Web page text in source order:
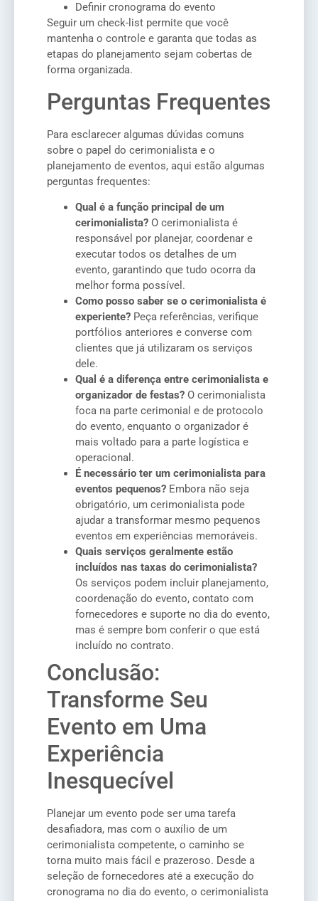
Definir cronograma do evento
Seguir um check-list permite que você
mantenha o controle e garanta que todas as
etapas do planejamento sejam cobertas de
forma organizada.
Perguntas Frequentes
Para esclarecer algumas dúvidas comuns
sobre o papel do cerimonialista e o
planejamento de eventos, aqui estão algumas
perguntas frequentes:
Qual é a função principal de um
cerimonialista? O cerimonialista é
responsável por planejar, coordenar e
executar todos os detalhes de um
evento, garantindo que tudo ocorra da
melhor forma possível.
Como posso saber se o cerimonialista é
experiente? Peça referências, verifique
portfólios anteriores e converse com
clientes que já utilizaram os serviços
dele.
Qual é a diferença entre cerimonialista e
organizador de festas? O cerimonialista
foca na parte cerimonial e de protocolo
do evento, enquanto o organizador é
mais voltado para a parte logística e
operacional.
É necessário ter um cerimonialista para
eventos pequenos? Embora não seja
obrigatório, um cerimonialista pode
ajudar a transformar mesmo pequenos
eventos em experiências memoráveis.
Quais serviços geralmente estão
incluídos nas taxas do cerimonialista?
Os serviços podem incluir planejamento,
coordenação do evento, contato com
fornecedores e suporte no dia do evento,
mas é sempre bom conferir o que está
incluído no contrato.
Conclusão:
Transforme Seu
Evento em Uma
Experiência
Inesquecível
Planejar um evento pode ser uma tarefa
desafiadora, mas com o auxílio de um
cerimonialista competente, o caminho se
torna muito mais fácil e prazeroso. Desde a
seleção de fornecedores até a execução do
cronograma no dia do evento, o cerimonialista